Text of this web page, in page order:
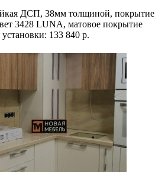
ДСП, 38мм толщиной, покрытие
3428 LUNA, матовое покрытие
133 840 р.